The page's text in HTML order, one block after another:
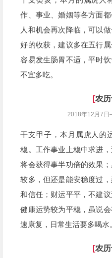
作、事业、婚姻等各方面
人和机会再次降临，可以
好的收获，建议多在五行
容易发生肠胃不适，平时
不宜多吃。
[农
2018年12月7
干支甲子，本月属虎人的
稳。工作事业上稳中求进
将会获得事半功倍的效果
较多，但还是能安稳度过
和信任；财运平平，不建
健康运势较为平稳，虽说
速康复，日常生活要多喝水
[农历